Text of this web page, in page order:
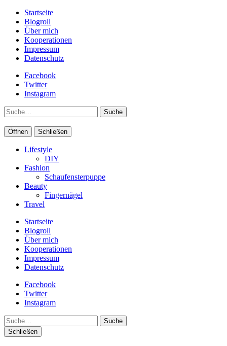
Startseite
Blogroll
Über mich
Kooperationen
Impressum
Datenschutz
Facebook
Twitter
Instagram
Suche
Öffnen Schließen
Lifestyle
DIY
Fashion
Schaufensterpuppe
Beauty
Fingernägel
Travel
Startseite
Blogroll
Über mich
Kooperationen
Impressum
Datenschutz
Facebook
Twitter
Instagram
Suche
Schließen